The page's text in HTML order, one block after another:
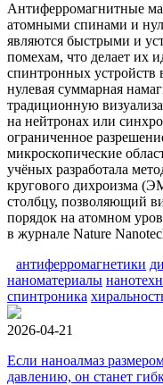
Антиферромагнитные
атомными спинами и
являются быстрыми и
помехам, что делает их
спинтронных устройств
нулевая суммарная
традиционную
на нейтронах или
ограниченное
микроскопические
учёных разработала
кругового дихроизма
столбцу, позволяющий
порядок на атомном
в журнале Nature
антиферромагнетики
наноматериалы
спинтроника
2026-04-21
Если наноалмаз
давлению, он станет